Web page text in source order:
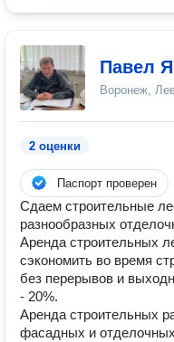
Павел
Воронеж,
2 оценки
Паспорт проверен
Сдаем строительные
разнообразных
Аренда строительных
сэкономить во время
без перерывов и
- 20%.
Аренда строительных
фасадных и